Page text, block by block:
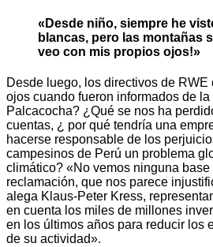
«Desde niño, siempre he
blancas, pero las montañas
veo con mis propios ojos!»
Desde luego, los directivos de
ojos cuando fueron informados de
Palcacocha? ¿Qué se nos ha
cuentas, ¿ por qué tendría una
hacerse responsable de los
campesinos de Perú un problema
climático? «No vemos ninguna
reclamación, que nos parece
alega Klaus-Peter Kress,
en cuenta los miles de millones
en los últimos años para reducir los
de su actividad».